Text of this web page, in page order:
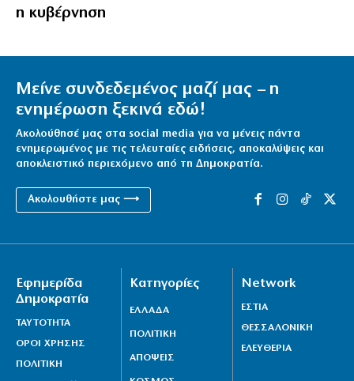
η κυβέρνηση
Μείνε συνδεδεμένος μαζί μας – η
ενημέρωση ξεκινά εδώ!
Ακολούθησέ μας στα social media για να μένεις πάντα
ενημερωμένος με τις τελευταίες ειδήσεις, αποκαλύψεις και
αποκλειστικό περιεχόμενο από τη Δημοκρατία.
Ακολουθήστε μας ⟶
Εφημερίδα
Δημοκρατία
ΤΑΥΤΟΤΗΤΑ
ΟΡΟΙ ΧΡΗΣΗΣ
ΠΟΛΙΤΙΚΗ
Κατηγορίες
ΕΛΛΑΔΑ
ΠΟΛΙΤΙΚΗ
ΑΠΟΨΕΙΣ
Network
ΕΣΤΙΑ
ΘΕΣΣΑΛΟΝΙΚΗ
ΕΛΕΥΘΕΡΙΑ